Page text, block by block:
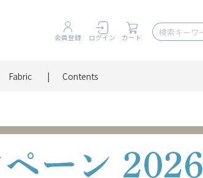
会員登録 ログイン カート
Fabric Contents